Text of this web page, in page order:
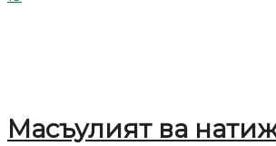
Масъулият ва